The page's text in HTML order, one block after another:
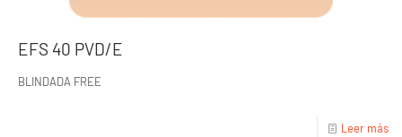
EFS 40 PVD/E
BLINDADA FREE
Leer más